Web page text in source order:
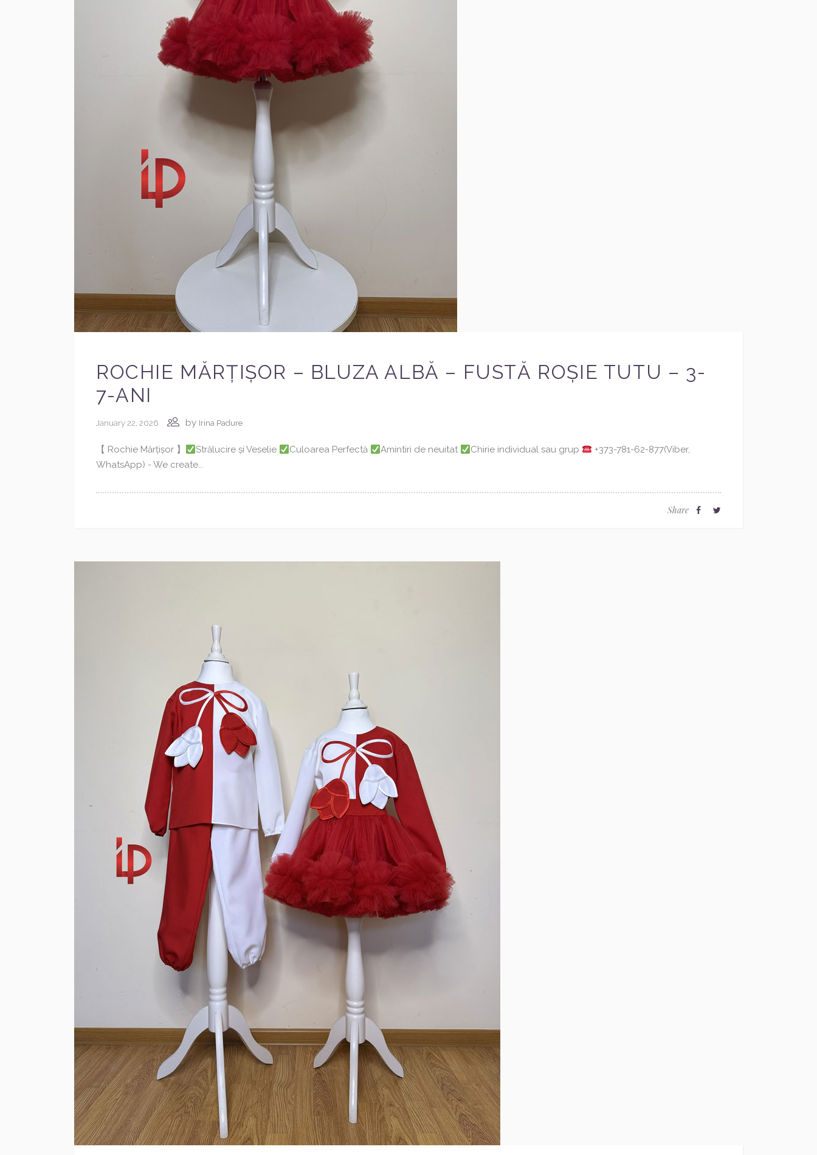
ROCHIE MĂRȚIȘOR – BLUZA ALBĂ – FUSTĂ ROȘIE TUTU – 3-
7-ANI
January 22, 2026 by Irina Padure
【 Rochie Mărțișor 】 Strălucire și Veselie Culoarea Perfectă Amintiri de neuitat Chirie individual sau grup
+373-781-62-877(Viber,
WhatsApp) - We create...
Share